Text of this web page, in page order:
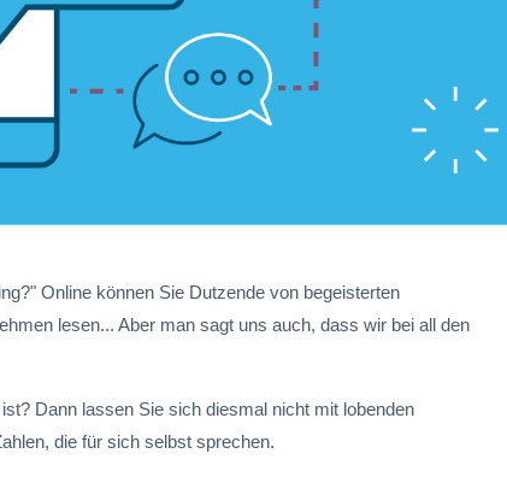
Online können Sie Dutzende von begeisterten
lesen... Aber man sagt uns auch, dass wir bei all den
Dann lassen Sie sich diesmal nicht mit lobenden
die für sich selbst sprechen.